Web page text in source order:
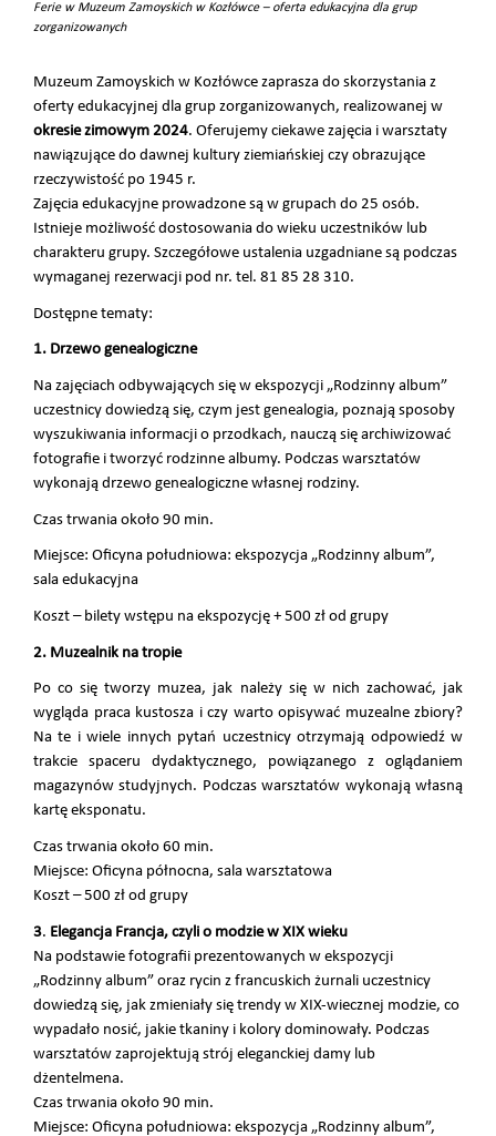
Ferie w Muzeum Zamoyskich w Kozłówce – oferta edukacyjna dla grup
zorganizowanych
Muzeum Zamoyskich w Kozłówce zaprasza do skorzystania z
oferty edukacyjnej dla grup zorganizowanych, realizowanej w
okresie zimowym 2024. Oferujemy ciekawe zajęcia i warsztaty
nawiązujące do dawnej kultury ziemiańskiej czy obrazujące
rzeczywistość po 1945 r.
Zajęcia edukacyjne prowadzone są w grupach do 25 osób.
Istnieje możliwość dostosowania do wieku uczestników lub
charakteru grupy. Szczegółowe ustalenia uzgadniane są podczas
wymaganej rezerwacji pod nr. tel. 81 85 28 310.
Dostępne tematy:
1. Drzewo genealogiczne
Na zajęciach odbywających się w ekspozycji „Rodzinny album”
uczestnicy dowiedzą się, czym jest genealogia, poznają sposoby
wyszukiwania informacji o przodkach, nauczą się archiwizować
fotografie i tworzyć rodzinne albumy. Podczas warsztatów
wykonają drzewo genealogiczne własnej rodziny.
Czas trwania około 90 min.
Miejsce: Oficyna południowa: ekspozycja „Rodzinny album”,
sala edukacyjna
Koszt – bilety wstępu na ekspozycję + 500 zł od grupy
2. Muzealnik na tropie
Po co się tworzy muzea, jak należy się w nich zachować, jak
wygląda praca kustosza i czy warto opisywać muzealne zbiory?
Na te i wiele innych pytań uczestnicy otrzymają odpowiedź w
trakcie spaceru dydaktycznego, powiązanego z oglądaniem
magazynów studyjnych. Podczas warsztatów wykonają własną
kartę eksponatu.
Czas trwania około 60 min.
Miejsce: Oficyna północna, sala warsztatowa
Koszt – 500 zł od grupy
3. Elegancja Francja, czyli o modzie w XIX wieku
Na podstawie fotografii prezentowanych w ekspozycji
„Rodzinny album” oraz rycin z francuskich żurnali uczestnicy
dowiedzą się, jak zmieniały się trendy w XIX-wiecznej modzie, co
wypadało nosić, jakie tkaniny i kolory dominowały. Podczas
warsztatów zaprojektują strój eleganckiej damy lub
dżentelmena.
Czas trwania około 90 min.
Miejsce: Oficyna południowa: ekspozycja „Rodzinny album”,